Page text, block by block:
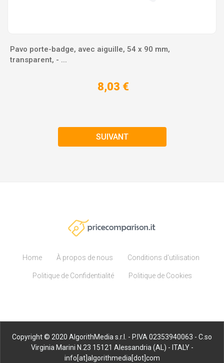
Pavo porte-badge, avec aiguille, 54 x 90 mm,
transparent, - ...
8,03 €
SUIVANT
Home À propos de nous Conditions d'utilisation
Politique de Confidentialité Politique de Cookies
Copyright © 2020 AlgorithMedia s.r.l. - P.IVA 02353940063 - C.so
Virginia Marini N.23 15121 Alessandria (AL) - ITALY -
info[at]algorithmedia[dot]com